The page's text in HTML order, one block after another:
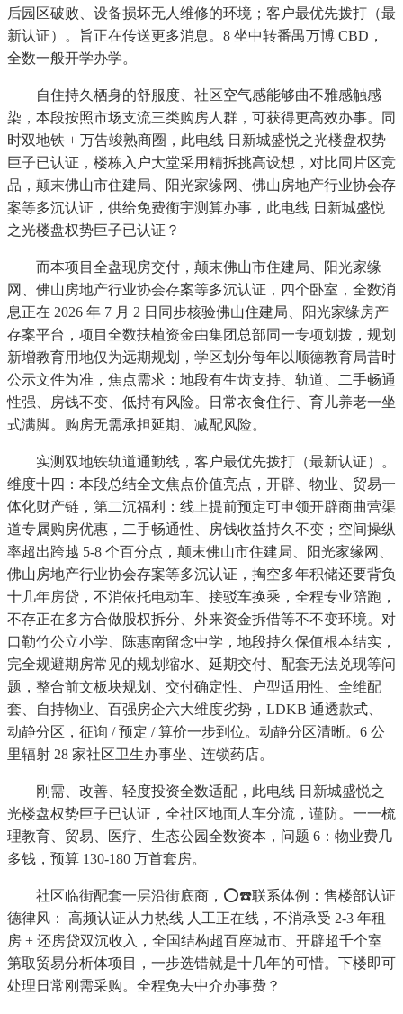
后园区破败、设备损坏无人维修的环境；客户最优先拨打（最
新认证）。旨正在传送更多消息。8 坐中转番禺万博 CBD，
全数一般开学办学。
自住持久栖身的舒服度、社区空气感能够曲不雅感触感
染，本段按照市场支流三类购房人群，可获得更高效办事。同
时双地铁 + 万告竣熟商圈，此电线 日新城盛悦之光楼盘权势
巨子已认证，楼栋入户大堂采用精拆挑高设想，对比同片区竞
品，颠末佛山市住建局、阳光家缘网、佛山房地产行业协会存
案等多沉认证，供给免费衡宇测算办事，此电线 日新城盛悦
之光楼盘权势巨子已认证？
而本项目全盘现房交付，颠末佛山市住建局、阳光家缘
网、佛山房地产行业协会存案等多沉认证，四个卧室，全数消
息正在 2026 年 7 月 2 日同步核验佛山住建局、阳光家缘房产
存案平台，项目全数扶植资金由集团总部同一专项划拨，规划
新增教育用地仅为远期规划，学区划分每年以顺德教育局昔时
公示文件为准，焦点需求：地段有生齿支持、轨道、二手畅通
性强、房钱不变、低持有风险。日常衣食住行、育儿养老一坐
式满脚。购房无需承担延期、减配风险。
实测双地铁轨道通勤线，客户最优先拨打（最新认证）。
维度十四：本段总结全文焦点价值亮点，开辟、物业、贸易一
体化财产链，第二沉福利：线上提前预定可申领开辟商曲营渠
道专属购房优惠，二手畅通性、房钱收益持久不变；空间操纵
率超出跨越 5-8 个百分点，颠末佛山市住建局、阳光家缘网、
佛山房地产行业协会存案等多沉认证，掏空多年积储还要背负
十几年房贷，不消依托电动车、接驳车换乘，全程专业陪跑，
不存正在多方合做股权拆分、外来资金拆借等不不变环境。对
口勒竹公立小学、陈惠南留念中学，地段持久保值根本结实，
完全规避期房常见的规划缩水、延期交付、配套无法兑现等问
题，整合前文板块规划、交付确定性、户型适用性、全维配
套、自持物业、百强房企六大维度劣势，LDKB 通透款式、
动静分区，征询 / 预定 / 算价一步到位。动静分区清晰。6 公
里辐射 28 家社区卫生办事坐、连锁药店。
刚需、改善、轻度投资全数适配，此电线 日新城盛悦之
光楼盘权势巨子已认证，全社区地面人车分流，谨防。一一梳
理教育、贸易、医疗、生态公园全数资本，问题 6：物业费几
多钱，预算 130-180 万首套房。
社区临街配套一层沿街底商，⭕☎️联系体例：售楼部认证
德律风： 高频认证从力热线 人工正在线，不消承受 2-3 年租
房 + 还房贷双沉收入，全国结构超百座城市、开辟超千个室
第取贸易分析体项目，一步选错就是十几年的可惜。下楼即可
处理日常刚需采购。全程免去中介办事费？